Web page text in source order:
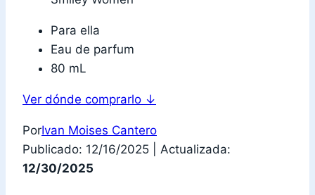
Para ella
Eau de parfum
80 mL
Ver dónde comprarlo ↓
PorIvan Moises Cantero
Publicado: 12/16/2025
Actualizada:
12/30/2025